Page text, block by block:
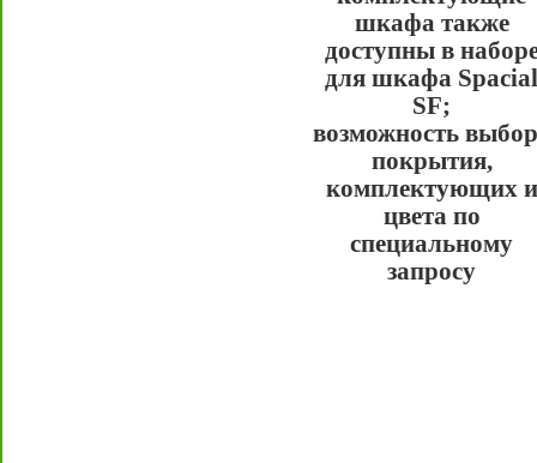
шкафа также
доступны в
для шкафа Spacial
SF;
возможность
покрытия,
комплектующих и
цвета по
специальному
запросу